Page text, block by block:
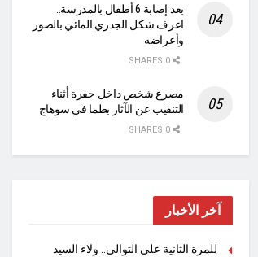
بعد إصابة 6 أطفال بالمدرسة..
اعرف شكل الجدري المائي بالصور
وأعراضه
مصرع شخص داخل حفرة أثناء
التنقيب عن الآثار بطما في سوهاج
آخر الأخبار
للمرة الثانية على التوالي.. ولاء السيد